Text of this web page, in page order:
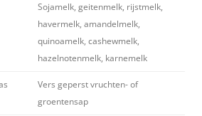
Sojamelk, geitenmelk, rijstmelk,
havermelk, amandelmelk,
quinoamelk, cashewmelk,
hazelnotenmelk, karnemelk
Vers geperst vruchten- of
groentensap